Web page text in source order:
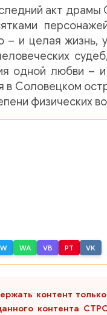
акт
и целая жизнь,
одной любви –
в Соловецком
физических
WA VB PT VK
контент
контента